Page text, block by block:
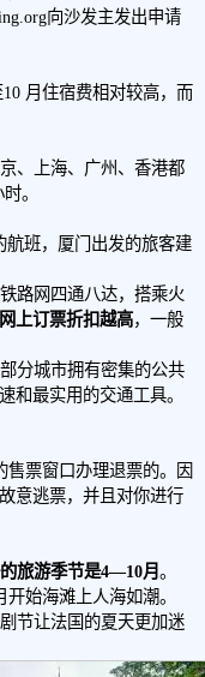
向沙发主发出申请
月住宿费相对较高，而
、上海、广州、香港都
。
航班，厦门出发的旅客建
路网四通八达，搭乘火
上订票折扣越高，一般
分城市拥有密集的公共
和最实用的交通工具。
售票窗口办理退票的。因
意逃票，并且对你进行
旅游季节是4—10月。
始海滩上人海如潮。
节让法国的夏天更加迷